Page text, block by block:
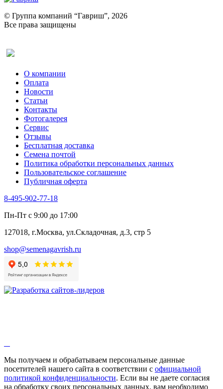
Ревень
Рукола
Рута
Тмин
Трава для чая
Туласи
Укроп
Фенхель пряный
Хризантема овощная
Цикорий пряный
Цикорий салатный (Витлуф)
Черемша
Шпинат
Щавель
Эндивий
Эстрагон
Алтей
Бессмертник
Валериана
Валерианелла
Гибискус лекарственный
Девясил
Душица
Змееголовник
Мыльнянка
Мята
Овсяный корень
© Группа компаний “Гавриш”, 2026
Все права защищены
О компании
Оплата
Новости
Статьи
Контакты
Фотогалерея​
Сервис
Отзывы
Бесплатная доставка
Семена почтой
Политика обработки персональных данных
Пользовательское соглашение
Публичная оферта
8-495-902-77-18
Пн-Пт с 9:00 до 17:00
127018, г.Москва, ул.Складочная, д.3, стр 5
shop@semenagavrish.ru
Мы получаем и обрабатываем персональные данные
посетителей нашего сайта в соответствии с официальной
политикой конфиденциальности. Если вы не даете согласия
на обработку своих персональных данных, вам необходимо